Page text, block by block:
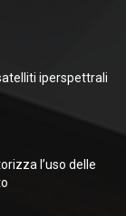
iperspettrali
l’uso delle